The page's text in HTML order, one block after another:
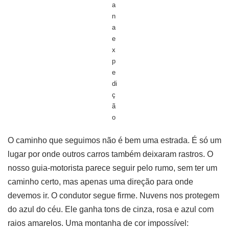
a
n
a
e
x
p
e
di
ç
ã
o
O caminho que seguimos não é bem uma estrada. É só um
lugar por onde outros carros também deixaram rastros. O
nosso guia-motorista parece seguir pelo rumo, sem ter um
caminho certo, mas apenas uma direção para onde
devemos ir. O condutor segue firme. Nuvens nos protegem
do azul do céu. Ele ganha tons de cinza, rosa e azul com
raios amarelos. Uma montanha de cor impossível: